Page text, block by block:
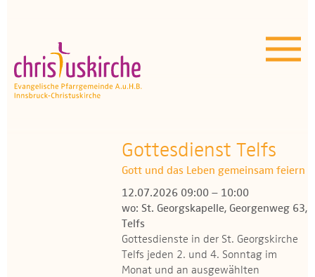
Unser Angebot
OEZ
Wissenswertes
Medien
Kontakt
Gottesdienst Telfs
Gott und das Leben gemeinsam feiern
12.07.2026 09:00 – 10:00
wo: St. Georgskapelle, Georgenweg 63,
Telfs
Gottesdienste in der St. Georgskirche
Telfs jeden 2. und 4. Sonntag im
Monat und an ausgewählten